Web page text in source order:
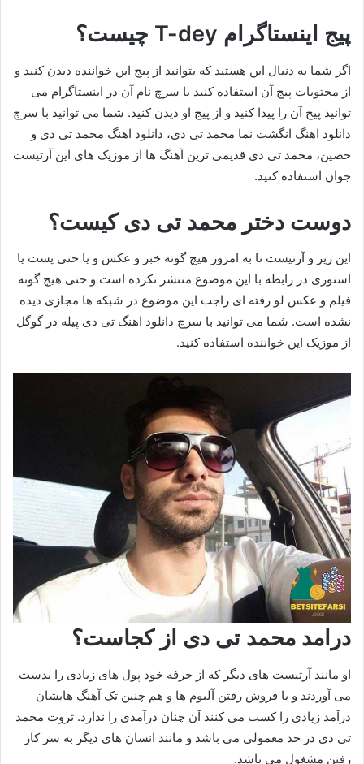
پیج اینستاگرام T-dey چیست؟
اگر شما به دنبال این هستید که بتوانید از پیج این خواننده دیدن کنید و
از محتویات پیج آن استفاده کنید با سرچ نام آن در اینستاگرام می
توانید پیج آن را پیدا کنید و از پیج او دیدن کنید. شما می توانید با سرچ
دانلود اهنگ انگشت نما محمد تی دی، دانلود اهنگ محمد تی دی و
حصین، محمد تی دی قدیمی ترین آهنگ ها از موزیک های این آرتیست
جوان استفاده کنید.
دوست دختر محمد تی دی کیست؟
این رپر و آرتیست تا به امروز هیچ گونه خبر و عکس و یا حتی پست یا
استوری در رابطه با این موضوع منتشر نکرده است و حتی هیچ گونه
فیلم و عکس لو رفته ای راجب این موضوع در شبکه ها مجازی دیده
نشده است. شما می توانید با سرچ دانلود اهنگ تی دی پیله در گوگل
از موزیک این خواننده استفاده کنید.
درامد محمد تی دی از کجاست؟
او مانند آرتیست های دیگر که از حرفه خود پول های زیادی را بدست
می آوردند و با فروش رفتن آلبوم ها و هم چنین تک آهنگ هایشان
درآمد زیادی را کسب می کنند آن چنان درآمدی را ندارد. ثروت محمد
تی دی در حد معمولی می باشد و مانند انسان های دیگر به سر کار
رفتن مشغول می باشد.